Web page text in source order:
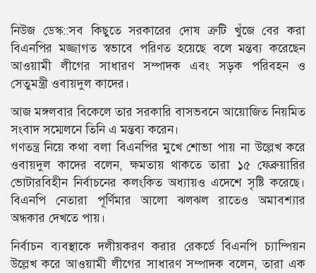
নিউজ ডেস্ক::সব কিছুতে সরকারের দোষ ত্রুটি খুঁজে বের করা
বিএনপির মজ্জাগত স্বভাবে পরিণত হয়েছে বলে মন্তব্য করেছেন
আওয়ামী লীগের সাধারণ সম্পাদক এবং সড়ক পরিবহন ও
সেতুমন্ত্রী ওবায়দুল কাদের।
আজ মঙ্গলবার বিকেলে তার সরকারি বাসভবনে আয়োজিত নিয়মিত
সংবাদ সম্মেলনে তিনি এ মন্তব্য করেন।
গণতন্ত্র নিয়ে কথা বলা বিএনপির মুখে শোভা পায় না উল্লেখ করে
ওবায়দুল কাদের বলেন, ক্ষমতায় থাকতে তারা ১৫ ফেব্রুয়ারির
ভোটারবিহীন নির্বাচনের কলংকিত অধ্যায়ও এদেশে সৃষ্টি করেছে।
বিএনপি নেতারা পূর্ণিমার আলো ঝলঝল রাতেও অমাবশ্যার
অন্ধকার দেখতে পায়।
নির্বাচন ব্যবস্থাকে দলীয়করণ করার রেকর্ডে বিএনপি চ্যাম্পিয়ন
উল্লেখ করে আওয়ামী লীগের সাধারণ সম্পাদক বলেন, তারা এক